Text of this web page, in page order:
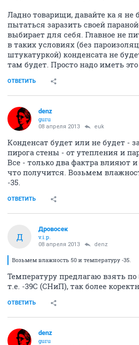
Ладно товарищи, давайте ка я не
пытаться заразить своей
выбирает для себя. Главное не
в таких условиях (без
штукатуркой) конденсата не
там будет. Просто надо иметь
ОТВЕТИТЬ
denz
guru
08 апреля 2013 euk
Конденсат будет или не будет -
пирога стены - от утепления и
Все - только два фактра влияют
что получится. Возьмем
-35.
ОТВЕТИТЬ
Д
Дровосек
v.i.p.
08 апреля 2013 denz
Возьмем влажность 50 и температуру -35.
Температуру предлагаю взять
т.е. -39С (СНиП), так более
ОТВЕТИТЬ
denz
guru